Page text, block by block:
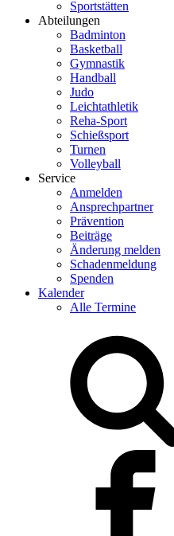
Sportstätten
Abteilungen
Badminton
Basketball
Gymnastik
Handball
Judo
Leichtathletik
Reha-Sport
Schießsport
Turnen
Volleyball
Service
Anmelden
Ansprechpartner
Prävention
Beiträge
Änderung melden
Schadenmeldung
Spenden
Kalender
Alle Termine